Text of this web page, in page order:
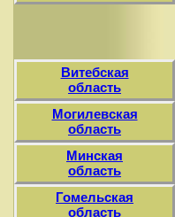
Витебская
область
Могилевская
область
Минская
область
Гомельская
область